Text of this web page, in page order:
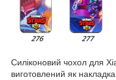
Силіконовий чохол для
виготовлений як